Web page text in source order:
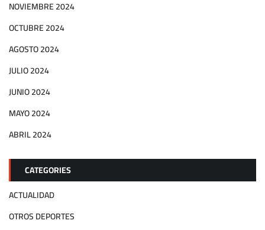
NOVIEMBRE 2024
OCTUBRE 2024
AGOSTO 2024
JULIO 2024
JUNIO 2024
MAYO 2024
ABRIL 2024
CATEGORIES
ACTUALIDAD
OTROS DEPORTES